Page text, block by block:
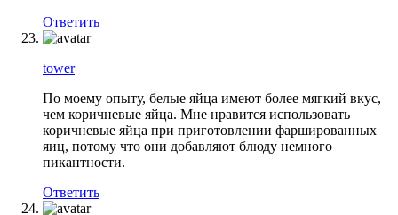
Ответить
tower
По моему опыту, белые яйца имеют более мягкий вкус,
чем коричневые яйца. Мне нравится использовать
коричневые яйца при приготовлении фаршированных
яиц, потому что они добавляют блюду немного
пикантности.
Ответить